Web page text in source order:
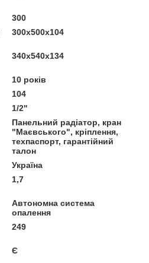
300
300х500х104
340х540х134
10 років
104
1/2"
Панельний радіатор, кран
"Маєвського", кріплення,
техпаспорт, гарантійний
талон
Україна
1,7
Автономна система
опалення
249
Є